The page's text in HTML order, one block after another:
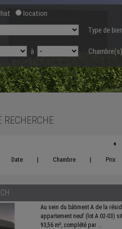
location
Type de
à Chambre(s)
RECHERCHE
Date | Chambre | Prix
Au sein du bâtiment A de la
appartement neuf (lot A 02-03)
93,56 m², complété par ...